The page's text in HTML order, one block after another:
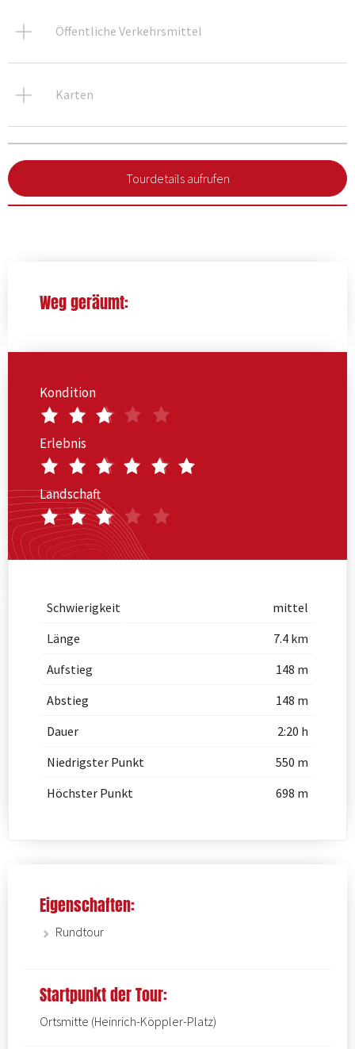
Öffentliche Verkehrsmittel
Karten
Tourdetails aufrufen
Weg geräumt:
Kondition
Erlebnis
Landschaft
Schwierigkeit
mittel
Länge
7.4 km
Aufstieg
148 m
Abstieg
148 m
Dauer
2:20 h
Niedrigster Punkt
550 m
Höchster Punkt
698 m
Eigenschaften:
Rundtour
Startpunkt der Tour:
Ortsmitte (Heinrich-Köppler-Platz)